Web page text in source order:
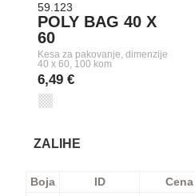
59.123
POLY BAG 40 X
60
Kesa za pakovanje, dimenzije
40 x 60, 100 kom
6,49 €
ZALIHE
Boja ID Cena